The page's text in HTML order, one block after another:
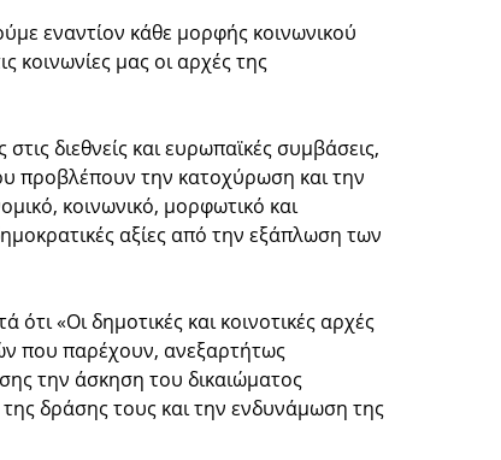
εναντίον κάθε μορφής κοινωνικού
κοινωνίες μας οι αρχές της
διεθνείς και ευρωπαϊκές συμβάσεις,
προβλέπουν την κατοχύρωση και την
κοινωνικό, μορφωτικό και
αξίες από την εξάπλωση των
«Οι δημοτικές και κοινοτικές αρχές
που παρέχουν, ανεξαρτήτως
την άσκηση του δικαιώματος
δράσης τους και την ενδυνάμωση της